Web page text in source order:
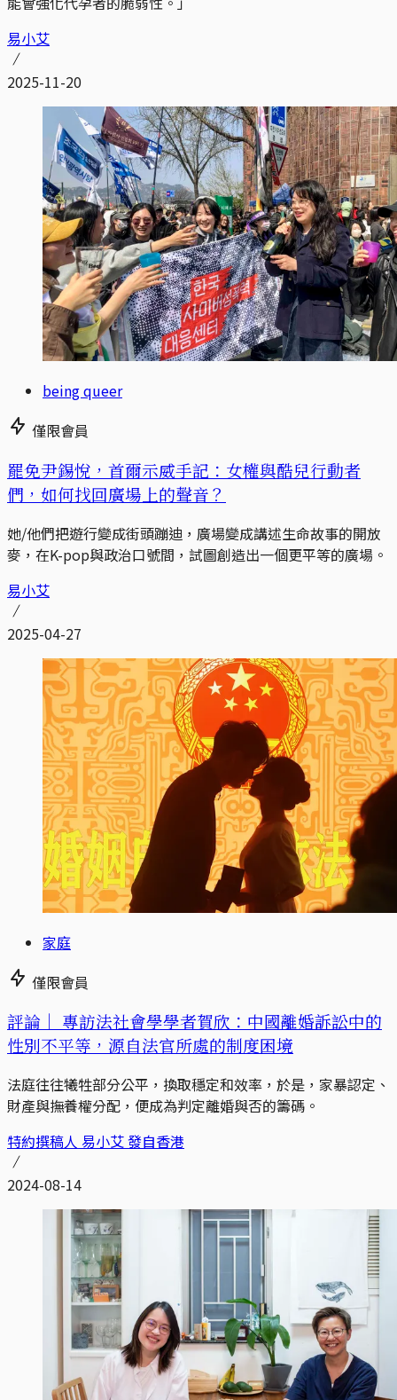
易小艾
2025-11-20
being queer
僅限會員
罷免尹錫悅，首爾示威手記：女權與酷兒行動者
們，如何找回廣場上的聲音？
她/他們把遊行變成街頭蹦迪，廣場變成講述生命故事的開放
麥，在K-pop與政治口號間，試圖創造出一個更平等的廣場。
易小艾
2025-04-27
家庭
僅限會員
評論｜ 專訪法社會學學者賀欣：中國離婚訴訟中的
性別不平等，源自法官所處的制度困境
法庭往往犧牲部分公平，換取穩定和效率，於是，家暴認定、
財產與撫養權分配，便成為判定離婚與否的籌碼。
特約撰稿人 易小艾 發自香港
2024-08-14